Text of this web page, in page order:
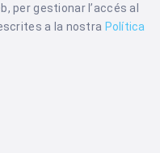
per gestionar l’accés al
a la nostra Política